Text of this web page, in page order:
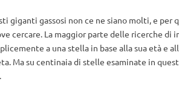
giganti gassosi non ce ne siano molti, e per
cercare. La maggior parte delle ricerche di
a una stella in base alla sua età e
Ma su centinaia di stelle esaminate in